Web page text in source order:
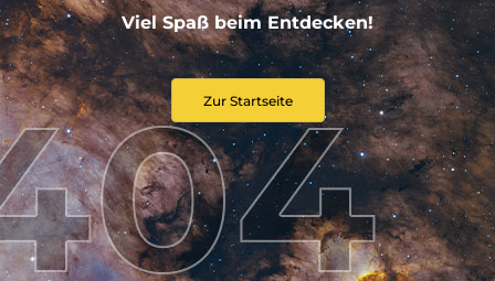
Viel Spaß beim Entdecken!
Zur Startseite